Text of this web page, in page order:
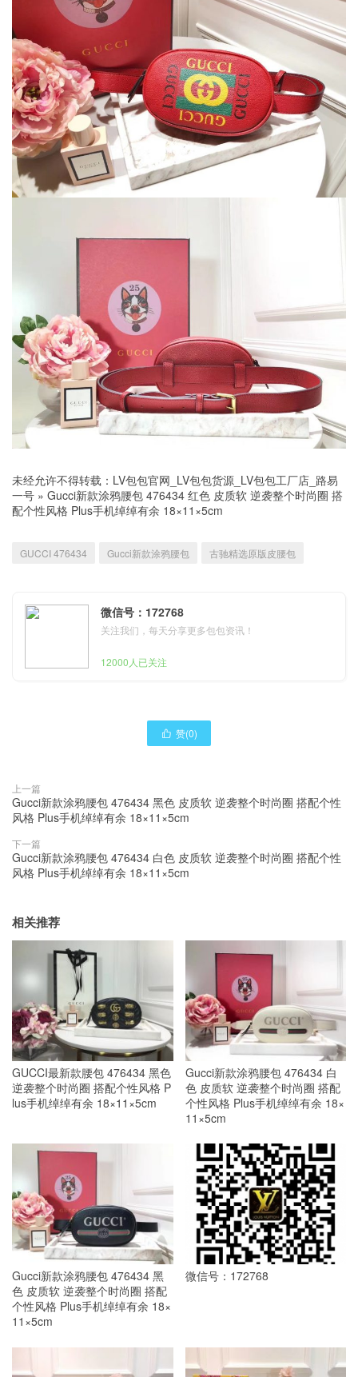
未经允许不得转载： LV包包官网_LV包包货源_LV包包工厂店_路易
一号 » Gucci新款涂鸦腰包 476434 红色 皮质软 逆袭整个时尚圈 搭
配个性风格 Plus手机绰绰有余 18×11×5cm
GUCCI 476434 Gucci新款涂鸦腰包 古驰精选原版皮腰包
微信号：172768
关注我们，每天分享更多包包资讯！
12000人已关注
 赞(0)
上一篇
Gucci新款涂鸦腰包 476434 黑色 皮质软 逆袭整个时尚圈 搭配个性
风格 Plus手机绰绰有余 18×11×5cm
下一篇
Gucci新款涂鸦腰包 476434 白色 皮质软 逆袭整个时尚圈 搭配个性
风格 Plus手机绰绰有余 18×11×5cm
相关推荐
GUCCI最新款腰包 476434 黑色
逆袭整个时尚圈 搭配个性风格 P
lus手机绰绰有余 18×11×5cm
Gucci新款涂鸦腰包 476434 白
色 皮质软 逆袭整个时尚圈 搭配
个性风格 Plus手机绰绰有余 18×
11×5cm
Gucci新款涂鸦腰包 476434 黑
色 皮质软 逆袭整个时尚圈 搭配
个性风格 Plus手机绰绰有余 18×
11×5cm
微信号：172768